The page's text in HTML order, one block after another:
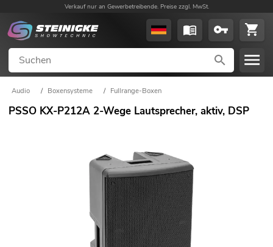
Verkauf nur an Gewerbetreibende. Preise zzgl. MwSt.
Audio / Boxensysteme / Fullrange-Boxen
PSSO KX-P212A 2-Wege Lautsprecher, aktiv, DSP